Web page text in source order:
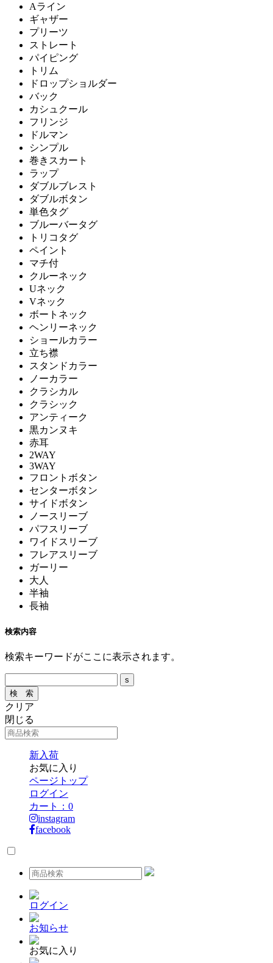
Aライン
ギャザー
プリーツ
ストレート
パイピング
トリム
ドロップショルダー
バック
カシュクール
フリンジ
ドルマン
シンプル
巻きスカート
ラップ
ダブルブレスト
ダブルボタン
単色タグ
ブルーバータグ
トリコタグ
ペイント
マチ付
クルーネック
Uネック
Vネック
ボートネック
ヘンリーネック
ショールカラー
立ち襟
スタンドカラー
ノーカラー
クラシカル
クラシック
アンティーク
黒カンヌキ
赤耳
2WAY
3WAY
フロントボタン
センターボタン
サイドボタン
ノースリーブ
パフスリーブ
ワイドスリーブ
フレアスリーブ
ガーリー
大人
半袖
長袖
検索内容
検索キーワードがここに表示されます。
クリア
閉じる
新入荷
お気に入り
ページトップ
ログイン
カート： 0
instagram
facebook
ログイン
お知らせ
お気に入り